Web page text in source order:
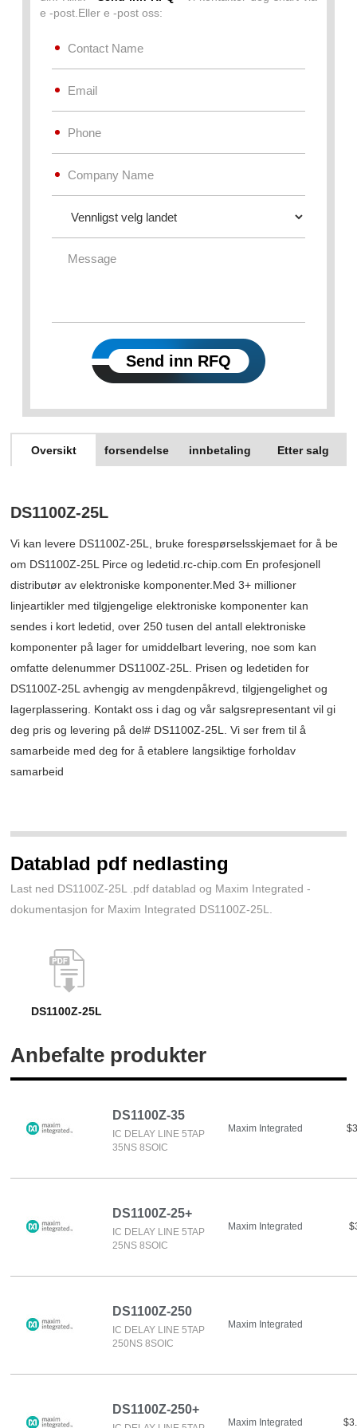
e -post.Eller e -post oss:
Send inn RFQ
Oversikt forsendelse innbetaling Etter salg
DS1100Z-25L
Vi kan levere DS1100Z-25L, bruke forespørselsskjemaet for å be
om DS1100Z-25L Pirce og ledetid.rc-chip.com En profesjonell
distributør av elektroniske komponenter.Med 3+ millioner
linjeartikler med tilgjengelige elektroniske komponenter kan
sendes i kort ledetid, over 250 tusen del antall elektroniske
komponenter på lager for umiddelbart levering, noe som kan
omfatte delenummer DS1100Z-25L. Prisen og ledetiden for
DS1100Z-25L avhengig av mengdenpåkrevd, tilgjengelighet og
lagerplassering. Kontakt oss i dag og vår salgsrepresentant vil gi
deg pris og levering på del# DS1100Z-25L. Vi ser frem til å
samarbeide med deg for å etablere langsiktige forholdav
samarbeid
Datablad pdf nedlasting
Last ned DS1100Z-25L .pdf datablad og Maxim Integrated -
dokumentasjon for Maxim Integrated DS1100Z-25L.
DS1100Z-25L
Anbefalte produkter
DS1100Z-35
IC DELAY LINE 5TAP
35NS 8SOIC
Maxim Integrated
DS1100Z-25+
IC DELAY LINE 5TAP
25NS 8SOIC
Maxim Integrated
DS1100Z-250
IC DELAY LINE 5TAP
250NS 8SOIC
Maxim Integrated
DS1100Z-250+
Maxim Integrated